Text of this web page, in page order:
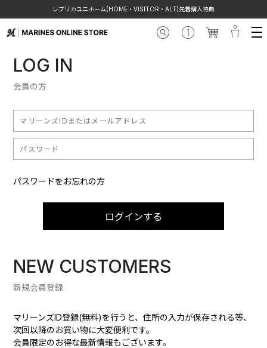
レプリカユニホーム(HOME・VISITOR・ALT)先着購入特典
LOG IN
会員の方
パスワードをお忘れの方
ログインする
NEW CUSTOMERS
新規会員登録
マリーンズID登録(無料)を行うと、住所の入力が保存される等、
次回以降のお買い物に大変便利です。
会員限定のお得な最新情報もございます。